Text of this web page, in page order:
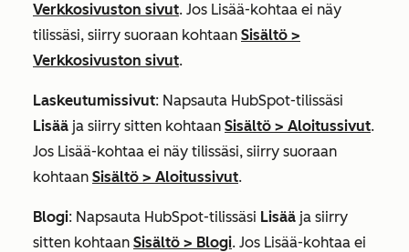
Verkkosivuston sivut. Jos Lisää-kohtaa ei näy
tilissäsi, siirry suoraan kohtaan Sisältö >
Verkkosivuston sivut.
Laskeutumissivut: Napsauta HubSpot-tilissäsi
Lisää ja siirry sitten kohtaan Sisältö > Aloitussivut.
Jos Lisää-kohtaa ei näy tilissäsi, siirry suoraan
kohtaan Sisältö > Aloitussivut.
Blogi: Napsauta HubSpot-tilissäsi Lisää ja siirry
sitten kohtaan Sisältö > Blogi. Jos Lisää-kohtaa ei